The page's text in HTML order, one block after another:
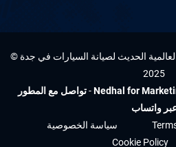
الحديث لصيانة السيارات في جدة ©
2025
Nedhal for
-تواصل مع المطور
واتساب
سياسة الخصوصية
Cookie Policy